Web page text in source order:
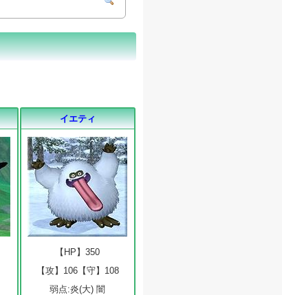
イエティ
【HP】350
【攻】106【守】108
弱点:炎(大) 闇